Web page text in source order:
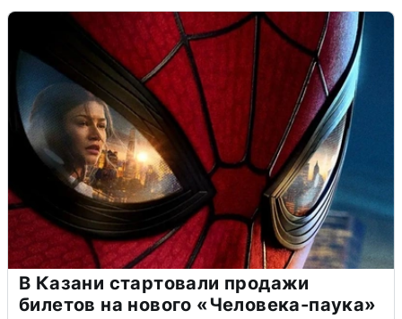
В Казани стартовали продажи
билетов на нового «Человека-паука»